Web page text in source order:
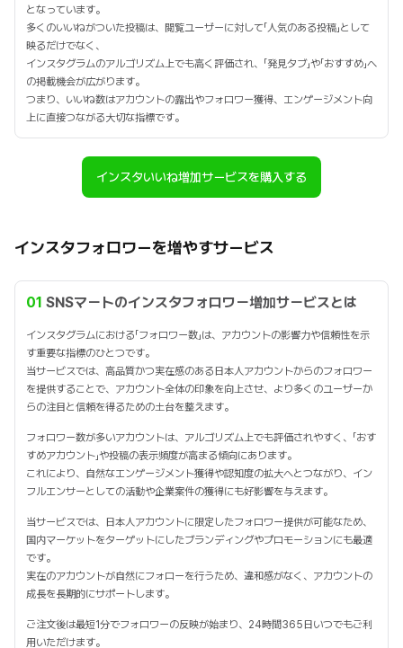
となっています。
多くのいいねがついた投稿は、閲覧ユーザーに対して「人気のある投稿」として
映るだけでなく、
インスタグラムのアルゴリズム上でも高く評価され、「発見タブ」や「おすすめ」へ
の掲載機会が広がります。
つまり、いいね数はアカウントの露出やフォロワー獲得、エンゲージメント向
上に直接つながる大切な指標です。
インスタいいね増加サービスを購入する
インスタフォロワーを増やすサービス
01 SNSマートのインスタフォロワー増加サービスとは
インスタグラムにおける「フォロワー数」は、アカウントの影響力や信頼性を示
す重要な指標のひとつです。
当サービスでは、高品質かつ実在感のある日本人アカウントからのフォロワー
を提供することで、アカウント全体の印象を向上させ、より多くのユーザーか
らの注目と信頼を得るための土台を整えます。
フォロワー数が多いアカウントは、アルゴリズム上でも評価されやすく、「おす
すめアカウント」や投稿の表示頻度が高まる傾向にあります。
これにより、自然なエンゲージメント獲得や認知度の拡大へとつながり、イン
フルエンサーとしての活動や企業案件の獲得にも好影響を与えます。
当サービスでは、日本人アカウントに限定したフォロワー提供が可能なため、
国内マーケットをターゲットにしたブランディングやプロモーションにも最適
です。
実在のアカウントが自然にフォローを行うため、違和感がなく、アカウントの
成長を長期的にサポートします。
ご注文後は最短1分でフォロワーの反映が始まり、24時間365日いつでもご利
用いただけます。